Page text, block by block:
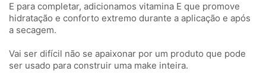
E para completar, adicionamos vitamina E que promove
hidratação e conforto extremo durante a aplicação e após
a secagem.
Vai ser difícil não se apaixonar por um produto que pode
ser usado para construir uma make inteira.